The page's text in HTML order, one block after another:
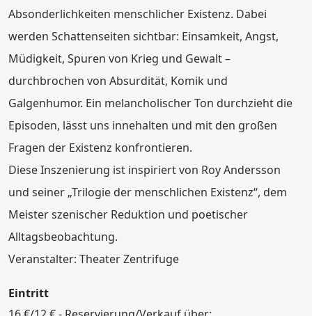
Absonderlichkeiten menschlicher Existenz. Dabei
werden Schattenseiten sichtbar: Einsamkeit, Angst,
Müdigkeit, Spuren von Krieg und Gewalt –
durchbrochen von Absurdität, Komik und
Galgenhumor. Ein melancholischer Ton durchzieht die
Episoden, lässt uns innehalten und mit den großen
Fragen der Existenz konfrontieren.
Diese Inszenierung ist inspiriert von Roy Andersson
und seiner „Trilogie der menschlichen Existenz“, dem
Meister szenischer Reduktion und poetischer
Alltagsbeobachtung.
Veranstalter: Theater Zentrifuge
Eintritt